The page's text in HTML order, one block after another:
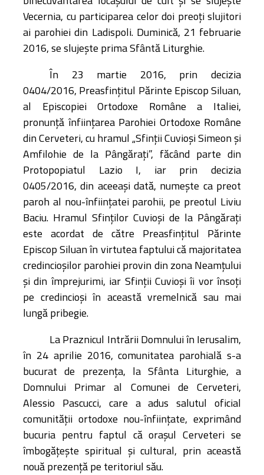
Vecernia, cu participarea celor doi preoți slujitori
ai parohiei din Ladispoli. Duminică, 21 februarie
2016, se slujește prima Sfântă Liturghie.
În 23 martie 2016, prin decizia
0404/2016, Preasfințitul Părinte Episcop Siluan,
al Episcopiei Ortodoxe Române a Italiei,
pronunță înființarea Parohiei Ortodoxe Române
din Cerveteri, cu hramul „Sfinții Cuvioși Simeon și
Amfilohie de la Pângărați”, făcând parte din
Protopopiatul Lazio I, iar prin decizia
0405/2016, din aceeași dată, numește ca preot
paroh al nou-înființatei parohii, pe preotul Liviu
Baciu. Hramul Sfinților Cuvioși de la Pângărați
este acordat de către Preasfințitul Părinte
Episcop Siluan în virtutea faptului că majoritatea
credincioșilor parohiei provin din zona Neamțului
și din împrejurimi, iar Sfinții Cuvioși îi vor însoți
pe credincioși în această vremelnică sau mai
lungă pribegie.
La Praznicul Intrării Domnului în Ierusalim,
în 24 aprilie 2016, comunitatea parohială s-a
bucurat de prezența, la Sfânta Liturghie, a
Domnului Primar al Comunei de Cerveteri,
Alessio Pascucci, care a adus salutul oficial
comunității ortodoxe nou-înființate, exprimând
bucuria pentru faptul că orașul Cerveteri se
îmbogățește spiritual și cultural, prin această
nouă prezență pe teritoriul său.